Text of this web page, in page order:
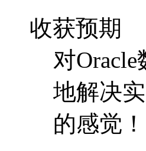
收获预期
对
地解决
的感觉！